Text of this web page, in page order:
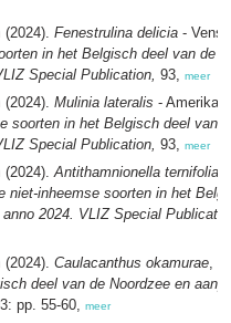
(2024). Fenestrulina delicia -
in het Belgisch deel van de
Special Publication, 93, meer
(2024). Mulinia lateralis -
soorten in het Belgisch deel van
Special Publication, 93, meer
(2024).Antithamnionella ternifolia
niet-inheemse soorten in het
2024. VLIZ Special
(2024). Caulacanthus okamurae,
deel van de Noordzee en
pp. 55-60, meer